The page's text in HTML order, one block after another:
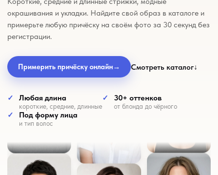
окрашивания и укладки. Найдите свой образ в каталоге и
примерьте любую причёску на своём фото за 30 секунд без
регистрации.
Примерить причёску онлайн→ Смотреть каталог↓
Любая длина
короткие, средние, длинные
30+ оттенков
от блонда до чёрного
Под форму лица
и тип волос